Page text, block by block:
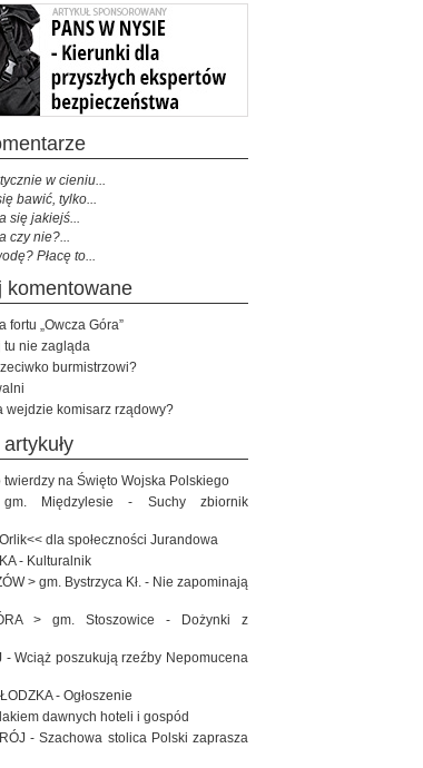
w cieniu...
bawić, tylko...
się jakiejś...
czy nie?...
Płacę to...
komentowane
fortu „Owcza Góra”
tu nie zagląda
burmistrzowi?
wejdzie komisarz rządowy?
artykuły
twierdzy na Święto Wojska Polskiego
gm. Międzylesie - Suchy zbiornik
dla społeczności Jurandowa
- Kulturalnik
> gm. Bystrzyca Kł. - Nie zapominają
> gm. Stoszowice - Dożynki z
- Wciąż poszukują rzeźby Nepomucena
- Ogłoszenie
dawnych hoteli i gospód
- Szachowa stolica Polski zaprasza